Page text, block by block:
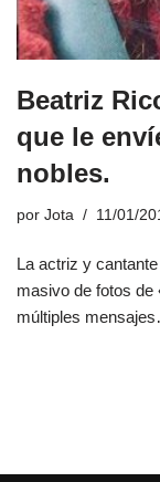
Beatriz
que le
nobles.
por Jota 11/01/
La actriz y
masivo de fotos
múltiples